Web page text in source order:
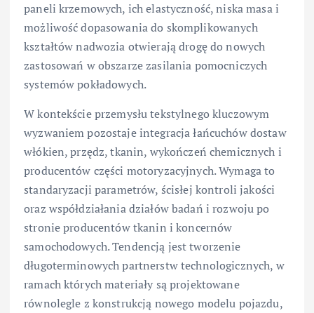
paneli krzemowych, ich elastyczność, niska masa i
możliwość dopasowania do skomplikowanych
kształtów nadwozia otwierają drogę do nowych
zastosowań w obszarze zasilania pomocniczych
systemów pokładowych.
W kontekście przemysłu tekstylnego kluczowym
wyzwaniem pozostaje integracja łańcuchów dostaw
włókien, przędz, tkanin, wykończeń chemicznych i
producentów części motoryzacyjnych. Wymaga to
standaryzacji parametrów, ścisłej kontroli jakości
oraz współdziałania działów badań i rozwoju po
stronie producentów tkanin i koncernów
samochodowych. Tendencją jest tworzenie
długoterminowych partnerstw technologicznych, w
ramach których materiały są projektowane
równolegle z konstrukcją nowego modelu pojazdu,